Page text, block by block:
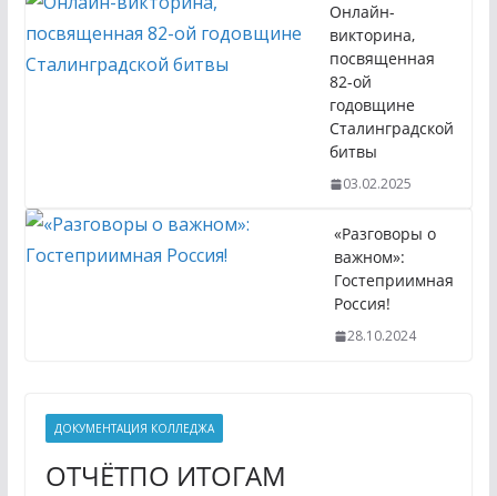
Онлайн-
викторина,
посвященная
82-ой
годовщине
Сталинградской
битвы
03.02.2025
«Разговоры о
важном»:
Гостеприимная
Россия!
28.10.2024
ДОКУМЕНТАЦИЯ КОЛЛЕДЖА
ОТЧЁТПО ИТОГАМ